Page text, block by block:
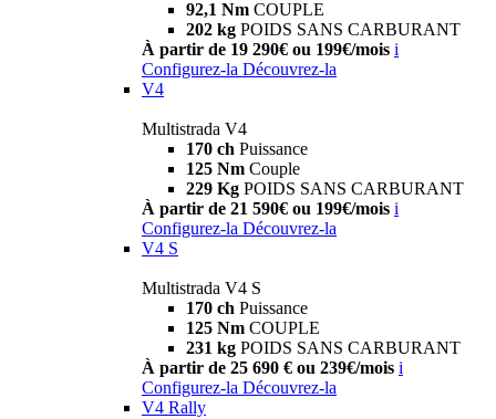
92,1 Nm COUPLE
202 kg POIDS SANS CARBURANT
À partir de 19 290€ ou 199€/mois i
Configurez-la Découvrez-la
V4
Multistrada V4
170 ch Puissance
125 Nm Couple
229 Kg POIDS SANS CARBURANT
À partir de 21 590€ ou 199€/mois i
Configurez-la Découvrez-la
V4 S
Multistrada V4 S
170 ch Puissance
125 Nm COUPLE
231 kg POIDS SANS CARBURANT
À partir de 25 690 € ou 239€/mois i
Configurez-la Découvrez-la
V4 Rally